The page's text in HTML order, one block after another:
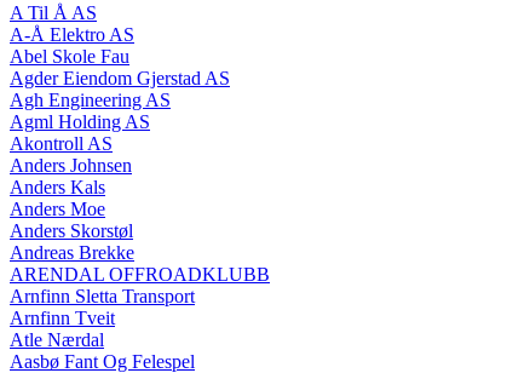
A Til Å AS
A-Å Elektro AS
Abel Skole Fau
Agder Eiendom Gjerstad AS
Agh Engineering AS
Agml Holding AS
Akontroll AS
Anders Johnsen
Anders Kals
Anders Moe
Anders Skorstøl
Andreas Brekke
ARENDAL OFFROADKLUBB
Arnfinn Sletta Transport
Arnfinn Tveit
Atle Nærdal
Aasbø Fant Og Felespel